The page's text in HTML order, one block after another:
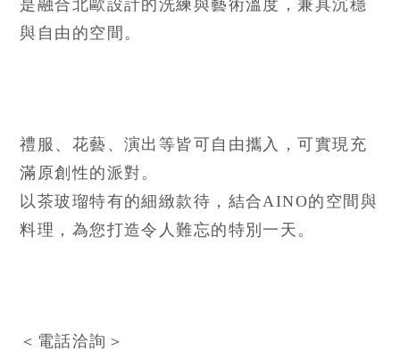
是融合北歐設計的洗練與藝術溫度，兼具沉穩
與自由的空間。
禮服、花藝、演出等皆可自由攜入，可實現充
滿原創性的派對。
以茶玻瑠特有的細緻款待，結合AINO的空間與
料理，為您打造令人難忘的特別一天。
＜ 電話洽詢＞